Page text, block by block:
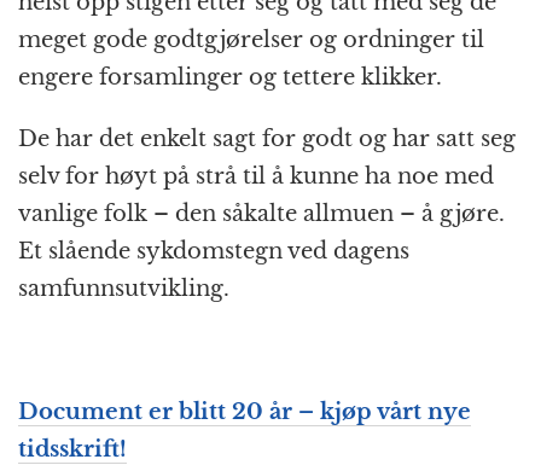
meget gode godt­gjørelser og ordninger til
engere forsamlinger og tettere klikker.
De har det enkelt sagt for godt og har satt seg
selv for høyt på strå til å kunne ha noe med
vanlige folk – den såkalte allmuen – å gjøre.
Et slående sykdomstegn ved dagens
samfunns­utvikling.
Document er blitt 20 år – kjøp vårt nye
tidsskrift!